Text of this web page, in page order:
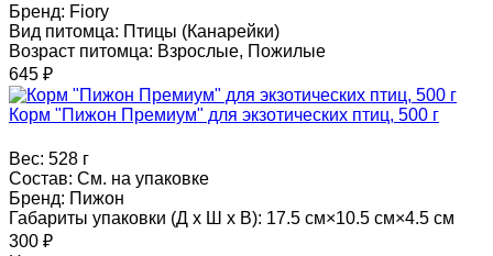
Бренд: Fiory
Вид питомца: Птицы (Канарейки)
Возраст питомца: Взрослые, Пожилые
645 ₽
Корм "Пижон Премиум" для экзотических птиц, 500 г
Вес: 528 г
Состав: См. на упаковке
Бренд: Пижон
Габариты упаковки (Д х Ш х В): 17.5 см×10.5 см×4.5 см
300 ₽